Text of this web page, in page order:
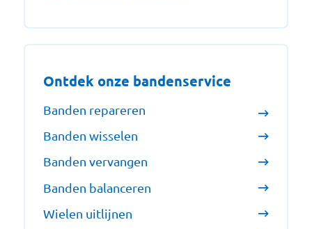
Ontdek onze bandenservice
Banden repareren
Banden wisselen
Banden vervangen
Banden balanceren
Wielen uitlijnen